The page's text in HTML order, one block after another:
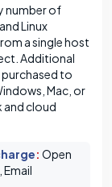
number of
Linux
a single host
Additional
purchased to
Mac, or
and cloud
: Open
Email